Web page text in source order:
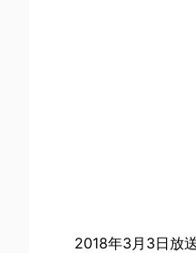
2018年3月3日放